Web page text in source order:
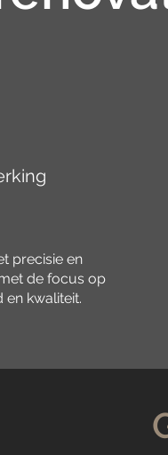
precisie en
de focus op
en kwaliteit.